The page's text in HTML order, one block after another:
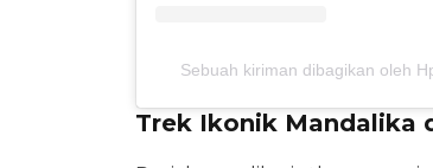
Sebuah kiriman dibagikan oleh
Trek Ikonik Mandalika